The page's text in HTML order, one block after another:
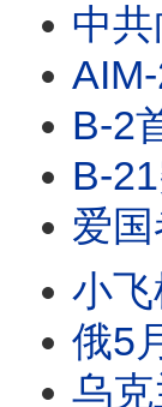
中共向南太平
AIM-260美
B-2首射
B-21突袭者
爱国者供不应
小飞机撞上了
俄5月拦截近
乌克兰斩断俄